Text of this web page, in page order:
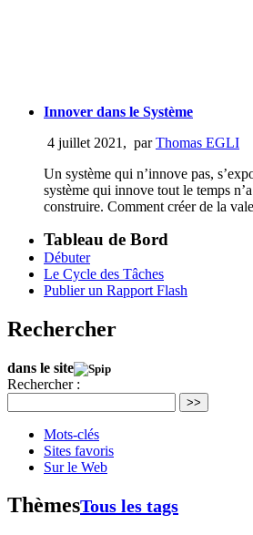
Innover dans le Système
4 juillet 2021 , parThomas EGLI
Un système qui n’innove pas,
système qui innove tout le temps
construire. Comment créer de la
Tableau de Bord
Débuter
Le Cycle des Tâches
Publier un Rapport Flash
Rechercher
dans le site
Rechercher :
>>
Mots-clés
Sites favoris
Sur le Web
ThèmesTous les tags